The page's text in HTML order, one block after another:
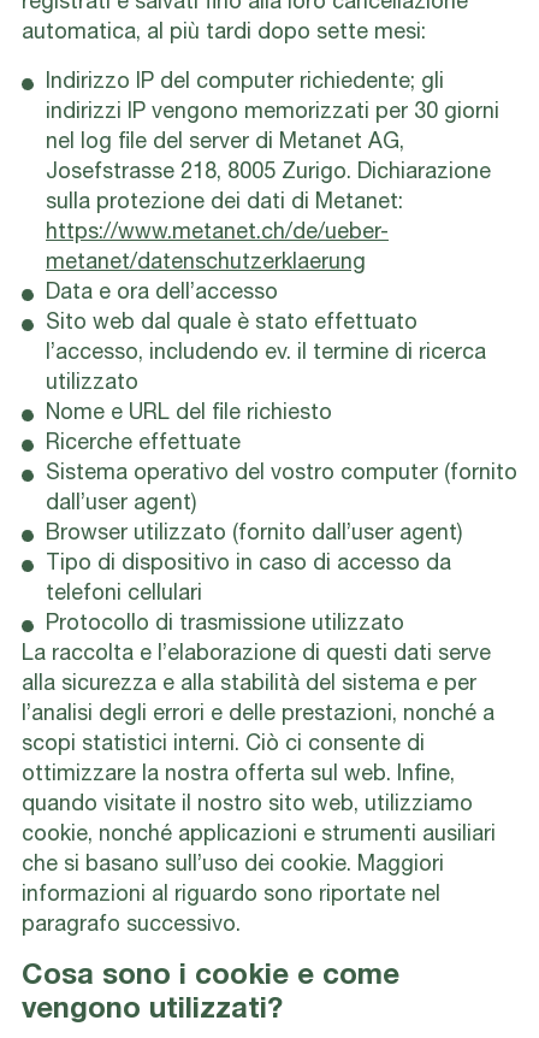
automatica, al più tardi dopo sette mesi:
Indirizzo IP del computer richiedente; gli
indirizzi IP vengono memorizzati per 30 giorni
nel log file del server di Metanet AG,
Josefstrasse 218, 8005 Zurigo. Dichiarazione
sulla protezione dei dati di Metanet:
https://www.metanet.ch/de/ueber-
metanet/datenschutzerklaerung
Data e ora dell’accesso
Sito web dal quale è stato effettuato
l’accesso, includendo ev. il termine di ricerca
utilizzato
Nome e URL del file richiesto
Ricerche effettuate
Sistema operativo del vostro computer (fornito
dall’user agent)
Browser utilizzato (fornito dall’user agent)
Tipo di dispositivo in caso di accesso da
telefoni cellulari
Protocollo di trasmissione utilizzato
La raccolta e l’elaborazione di questi dati serve
alla sicurezza e alla stabilità del sistema e per
l’analisi degli errori e delle prestazioni, nonché a
scopi statistici interni. Ciò ci consente di
ottimizzare la nostra offerta sul web. Infine,
quando visitate il nostro sito web, utilizziamo
cookie, nonché applicazioni e strumenti ausiliari
che si basano sull’uso dei cookie. Maggiori
informazioni al riguardo sono riportate nel
paragrafo successivo.
Cosa sono i cookie e come
vengono utilizzati?